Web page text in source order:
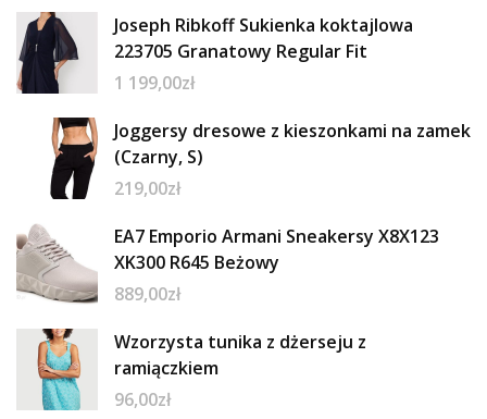
Joseph Ribkoff Sukienka koktajlowa
223705 Granatowy Regular Fit
1 199,00zł
Joggersy dresowe z kieszonkami na zamek
(Czarny, S)
219,00zł
EA7 Emporio Armani Sneakersy X8X123
XK300 R645 Beżowy
889,00zł
Wzorzysta tunika z dżerseju z
ramiączkiem
96,00zł